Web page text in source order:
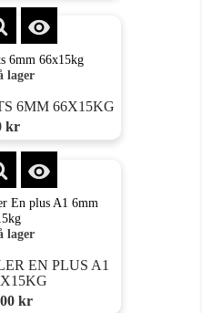

lager
6MM 66X15KG
kr

lager
EN PLUS A1
kr